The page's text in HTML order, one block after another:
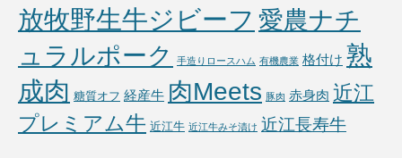
放牧野生牛ジビーフ 愛農ナチ
ュラルポーク
手造りロースハム 有機農業 格付け 熟
成肉 糖質オフ 経産牛 肉Meets 豚肉 赤身肉 近江
プレミアム牛 近江牛 近江牛みそ漬け 近江長寿牛